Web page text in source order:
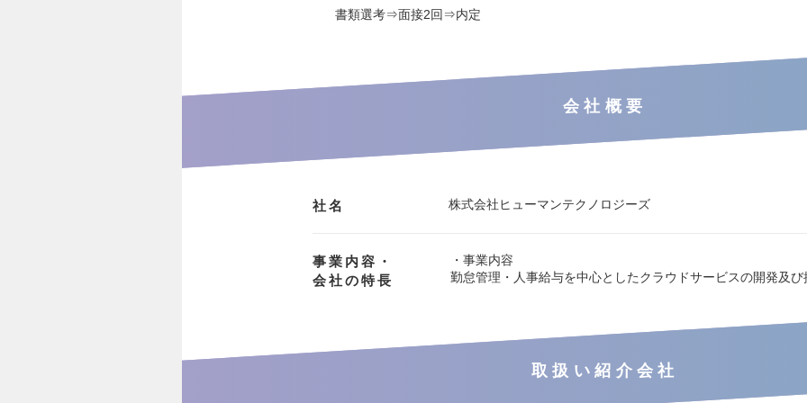
書類選考⇒面接2回⇒内定
会社概要
社名 株式会社ヒューマンテクノロジーズ
事業内容・
会社の特長
・事業内容
勤怠管理・人事給与を中心としたクラウドサービスの開発及び
取扱い紹介会社